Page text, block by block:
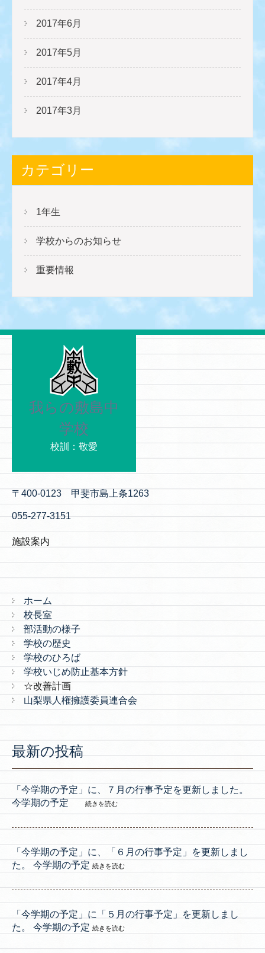
2017年6月
2017年5月
2017年4月
2017年3月
カテゴリー
1年生
学校からのお知らせ
重要情報
我らの敷島中
学校
校訓：敬愛
〒400-0123 甲斐市島上条1263
055-277-3151
施設案内
ホーム
校長室
部活動の様子
学校の歴史
学校のひろば
学校いじめ防止基本方針
☆改善計画
山梨県人権擁護委員連合会
最新の投稿
「今学期の予定」に、７月の行事予定を更新しました。
今学期の予定
続きを読む
「今学期の予定」に、「６月の行事予定」を更新しまし
た。 今学期の予定 続きを読む
「今学期の予定」に「５月の行事予定」を更新しまし
た。 今学期の予定 続きを読む